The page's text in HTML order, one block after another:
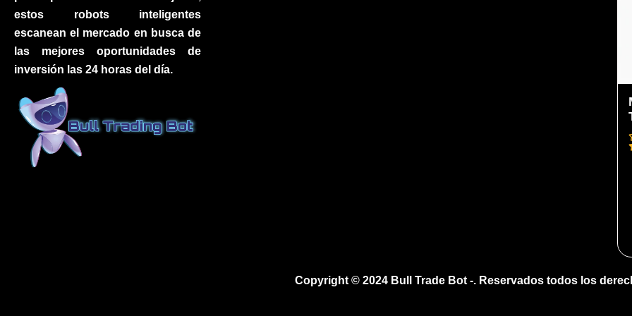
estos robots inteligentes
escanean el mercado en busca de
las mejores oportunidades de
inversión las 24 horas del día.
Copyright © 2024 Bull Trade Bot -. Reservados todos los